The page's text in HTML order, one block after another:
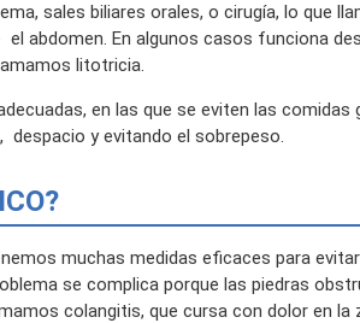
sales biliares orales, o cirugía, lo que
abdomen. En algunos casos funciona
litotricia.
en las que se eviten las comidas
y evitando el sobrepeso.
muchas medidas eficaces para
se complica porque las piedras
colangitis, que cursa con dolor en la